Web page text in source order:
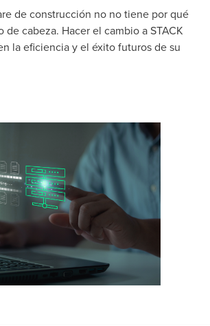
de construcción no no tiene por qué
de cabeza. Hacer el cambio a STACK
la eficiencia y el éxito futuros de su